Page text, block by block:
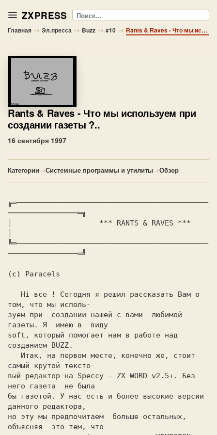
ZXPRESS Поиск
Главная → Эл.пресса → Buzz → #10 → Rants & Raves - Что мы используем при создании газеты ?..
Rants & Raves - Что мы используем при
создании газеты ?..
16 сентября 1997
Категории→Системные программы и утилиты→Обзор
╔═────────────────────────────────────────────
────────────────═╗
│                    *** RANTS & RAVES ***
╚═────────────────────────────────────────────
────────────────═╝
(c) Paracels
том, что мы исполь-
зуем при  создании нашей с вами  любимой
газеты. Я  имею в  виду
soft, который помогает нам в работе над
созданием BUZZ.
самый крутой тексто-
вый редактор на Speccy - ZX WORD v2.5+. Без
него газета  не была
бы газетой. У нас есть и более высокие версии
данного редактора,
но эту мы предпочитаем  больше остальных,
объясняя  это тем, что